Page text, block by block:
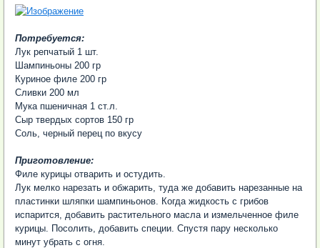
Потребуется:
Лук репчатый 1 шт.
Шампиньоны 200 гр
Куриное филе 200 гр
Сливки 200 мл
Мука пшеничная 1 ст.л.
Сыр твердых сортов 150 гр
Соль, черный перец по вкусу
Приготовление:
Филе курицы отварить и остудить.
Лук мелко нарезать и обжарить, туда же добавить нарезанные на
пластинки шляпки шампиньонов. Когда жидкость с грибов
испарится, добавить растительного масла и измельченное филе
курицы. Посолить, добавить специи. Спустя пару несколько
минут убрать с огня.